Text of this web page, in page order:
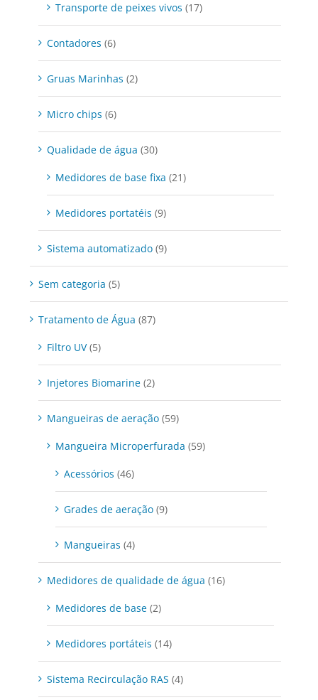
Transporte de peixes vivos (17)
Contadores (6)
Gruas Marinhas (2)
Micro chips (6)
Qualidade de água (30)
Medidores de base fixa (21)
Medidores portatéis (9)
Sistema automatizado (9)
Sem categoria (5)
Tratamento de Água (87)
Filtro UV (5)
Injetores Biomarine (2)
Mangueiras de aeração (59)
Mangueira Microperfurada (59)
Acessórios (46)
Grades de aeração (9)
Mangueiras (4)
Medidores de qualidade de água (16)
Medidores de base (2)
Medidores portáteis (14)
Sistema Recirculação RAS (4)